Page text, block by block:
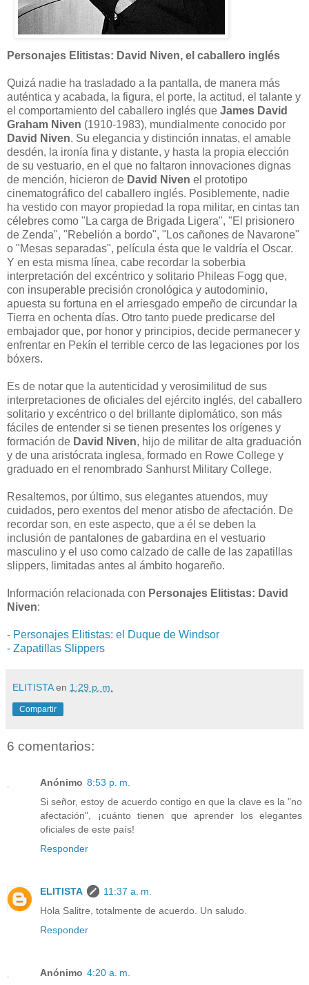
Personajes Elitistas: David Niven, el caballero inglés
Quizá nadie ha trasladado a la pantalla, de manera más
auténtica y acabada, la figura, el porte, la actitud, el talante y
el comportamiento del caballero inglés que James David
Graham Niven (1910-1983), mundialmente conocido por
David Niven. Su elegancia y distinción innatas, el amable
desdén, la ironía fina y distante, y hasta la propia elección
de su vestuario, en el que no faltaron innovaciones dignas
de mención, hicieron de David Niven el prototipo
cinematográfico del caballero inglés. Posiblemente, nadie
ha vestido con mayor propiedad la ropa militar, en cintas tan
célebres como "La carga de Brigada Ligera", "El prisionero
de Zenda", "Rebelión a bordo", "Los cañones de Navarone"
o "Mesas separadas", película ésta que le valdría el Oscar.
Y en esta misma línea, cabe recordar la soberbia
interpretación del excéntrico y solitario Phileas Fogg que,
con insuperable precisión cronológica y autodominio,
apuesta su fortuna en el arriesgado empeño de circundar la
Tierra en ochenta días. Otro tanto puede predicarse del
embajador que, por honor y principios, decide permanecer y
enfrentar en Pekín el terrible cerco de las legaciones por los
bóxers.
Es de notar que la autenticidad y verosimilitud de sus
interpretaciones de oficiales del ejército inglés, del caballero
solitario y excéntrico o del brillante diplomático, son más
fáciles de entender si se tienen presentes los orígenes y
formación de David Niven, hijo de militar de alta graduación
y de una aristócrata inglesa, formado en Rowe College y
graduado en el renombrado Sanhurst Military College.
Resaltemos, por último, sus elegantes atuendos, muy
cuidados, pero exentos del menor atisbo de afectación. De
recordar son, en este aspecto, que a él se deben la
inclusión de pantalones de gabardina en el vestuario
masculino y el uso como calzado de calle de las zapatillas
slippers, limitadas antes al ámbito hogareño.
Información relacionada con Personajes Elitistas: David
Niven:
- Personajes Elitistas: el Duque de Windsor
- Zapatillas Slippers
ELITISTA en 1:29 p. m.
Compartir
6 comentarios:
Anónimo 8:53 p. m.
Si señor, estoy de acuerdo contigo en que la clave es la "no
afectación", ¡cuánto tienen que aprender los elegantes
oficiales de este país!
Responder
ELITISTA
11:37 a. m.
Hola Salitre, totalmente de acuerdo. Un saludo.
Responder
Anónimo 4:20 a. m.